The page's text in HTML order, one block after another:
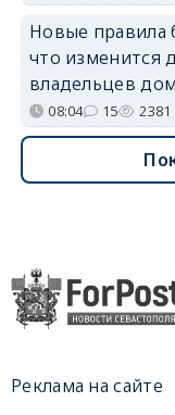
Новые правила
что изменится
владельцев
08:04 15 2381
Реклама на сайте